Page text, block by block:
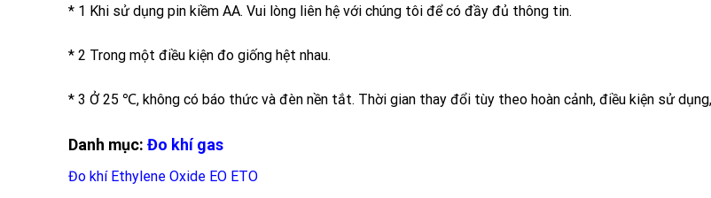
* 1 Khi sử dụng pin kiềm AA. Vui lòng liên hệ với chúng tôi để có đầy đủ thông tin.
* 2 Trong một điều kiện đo giống hệt nhau.
* 3 Ở 25 ℃, không có báo thức và đèn nền tắt. Thời gian thay đổi tùy theo hoàn cảnh, điều kiện sử
Danh mục: Đo khí gas
Đo khí Ethylene Oxide EO ETO